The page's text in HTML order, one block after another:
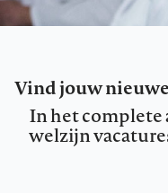
Vind jouw
In het complete
welzijn